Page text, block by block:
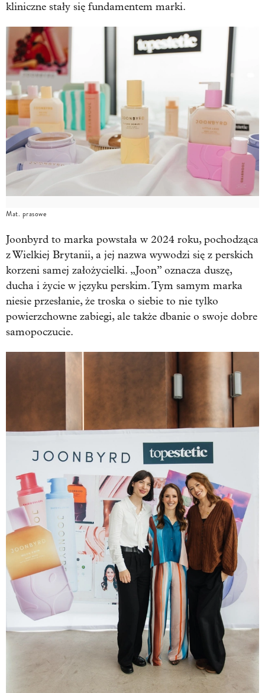
kliniczne stały się fundamentem marki.
Mat. prasowe
Joonbyrd to marka powstała w 2024 roku, pochodząca
z Wielkiej Brytanii, a jej nazwa wywodzi się z perskich
korzeni samej założycielki. „Joon” oznacza duszę,
ducha i życie w języku perskim. Tym samym marka
niesie przesłanie, że troska o siebie to nie tylko
powierzchowne zabiegi, ale także dbanie o swoje dobre
samopoczucie.